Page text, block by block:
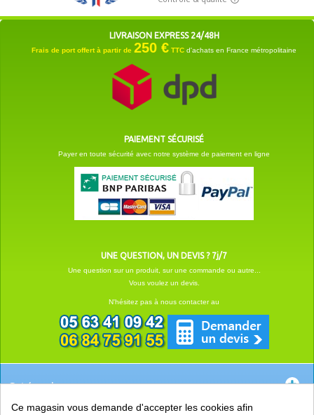
LIVRAISON EXPRESS 24/48H
Frais de port offert à partir de 250 € TTC d'achats en France métropolitaine
PAIEMENT SÉCURISÉ
Payer en toute sécurité avec notre système de paiement en ligne
UNE QUESTION, UN DEVIS ? 7j/7
Une question sur un produit, sur une commande ou autre...
Vous voulez un devis.
N'hésitez pas à nous contacter au
Catégories
Ce magasin vous demande d'accepter les cookies afin